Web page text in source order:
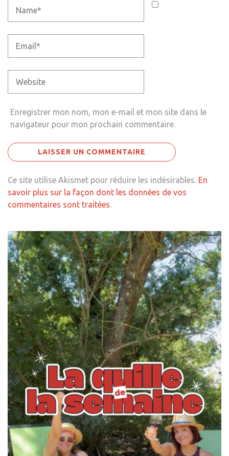
Enregistrer mon nom, mon e-mail et mon site dans le
navigateur pour mon prochain commentaire.
Ce site utilise Akismet pour réduire les indésirables. En
savoir plus sur la façon dont les données de vos
commentaires sont traitées.